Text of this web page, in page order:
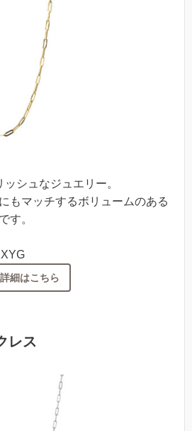
シュなジュエリー。
もマッチするボリュームのある
す。
細はこちら
レス